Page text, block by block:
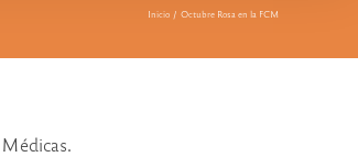
Inicio Octubre Rosa en la FCM